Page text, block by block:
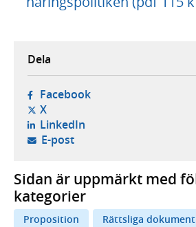
Dela
Facebook- öppnas i ny flik,
X- öppnas i ny flik, extern
LinkedIn- öppnas i ny flik,
E-post- öppnar din e-
Sidan är uppmärkt med
kategorier
Proposition
Rättsliga dokument